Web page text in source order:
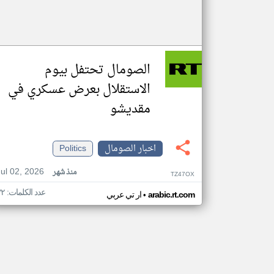
الصومال تحتفل بيوم
الاستقلال بعرض عسكري في
مقديشو
اخبار الصومال
Politics
02, 2026
منذ شهر TZ47OX
ار تي عربي• arabic.rt.com عدد الكلمات: ٣٢